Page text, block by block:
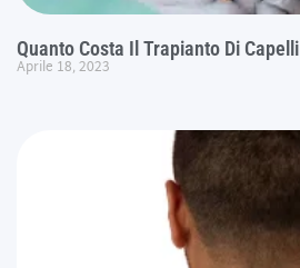
Quanto Costa Il Trapianto Di Capelli
Aprile 18, 2023